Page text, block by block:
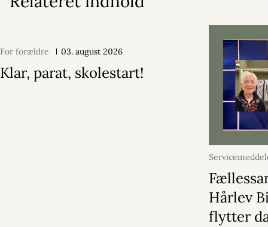
For forældre 03. august 2026
Klar, parat, skolestart!
august 2026
Hårlev
flytter